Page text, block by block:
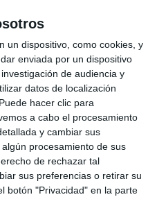
un dispositivo, como cookies, y
enviada por un dispositivo
de audiencia y
datos de localización
hacer clic para
a cabo el procesamiento
y cambiar sus
procesamiento de sus
de rechazar tal
sus preferencias o retirar su
botón "Privacidad" en la parte